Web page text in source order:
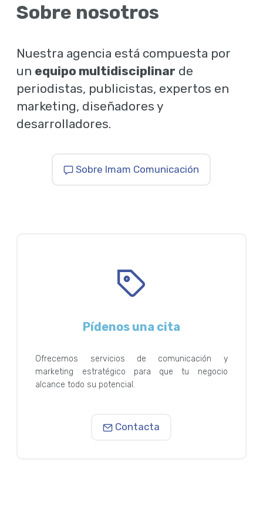
Sobre nosotros
Nuestra agencia está compuesta por
un equipo multidisciplinar de
periodistas, publicistas, expertos en
marketing, diseñadores y
desarrolladores.
Sobre Imam Comunicación
Pídenos una cita
Ofrecemos servicios de comunicación y
marketing estratégico para que tu negocio
alcance todo su potencial.
Contacta